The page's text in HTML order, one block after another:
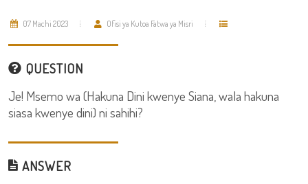
07 Machi 2023 Ofisi ya Kutoa Fatwa ya Misri
QUESTION
Je! Msemo wa (Hakuna Dini kwenye Siana, wala hakuna
siasa kwenye dini) ni sahihi?
ANSWER